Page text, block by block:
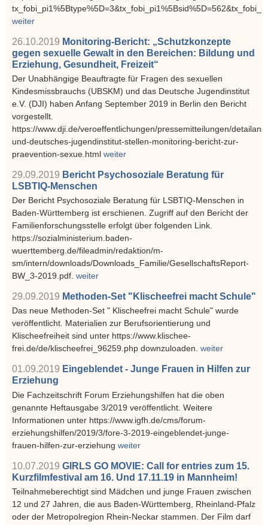
weiter
26.10.2019 Monitoring-Bericht: „Schutzkonzepte
gegen sexuelle Gewalt in den Bereichen: Bildung und
Erziehung, Gesundheit, Freizeit“
Der Unabhängige Beauftragte für Fragen des sexuellen
Kindesmissbrauchs (UBSKM) und das Deutsche Jugendinstitut
e.V. (DJI) haben Anfang September 2019 in Berlin den Bericht
vorgestellt.
https://www.dji.de/veroeffentlichungen/pressemitteilungen/
und-deutsches-jugendinstitut-stellen-monitoring-bericht-zur-
praevention-sexue.html weiter
29.09.2019 Bericht Psychosoziale Beratung für
LSBTIQ-Menschen
Der Bericht Psychosoziale Beratung für LSBTIQ-Menschen in
Baden-Württemberg ist erschienen. Zugriff auf den Bericht der
Familienforschungsstelle erfolgt über folgenden Link.
https://sozialministerium.baden-
wuerttemberg.de/fileadmin/redaktion/m-
sm/intern/downloads/Downloads_Familie/GesellschaftsReport-
BW_3-2019.pdf. weiter
29.09.2019 Methoden-Set "Klischeefrei macht Schule"
Das neue Methoden-Set " Klischeefrei macht Schule" wurde
veröffentlicht. Materialien zur Berufsorientierung und
Klischeefreiheit sind unter https://www.klischee-
frei.de/de/klischeefrei_96259.php downzuloaden. weiter
01.09.2019 Eingeblendet - Junge Frauen in Hilfen zur
Erziehung
Die Fachzeitschrift Forum Erziehungshilfen hat die oben
genannte Heftausgabe 3/2019 veröffentlicht. Weitere
Informationen unter https://www.igfh.de/cms/forum-
erziehungshilfen/2019/3/fore-3-2019-eingeblendet-junge-
frauen-hilfen-zur-erziehung weiter
10.07.2019 GIRLS GO MOVIE: Call for entries zum 15.
Kurzfilmfestival am 16. Und 17.11.19 in Mannheim!
Teilnahmeberechtigt sind Mädchen und junge Frauen zwischen
12 und 27 Jahren, die aus Baden-Württemberg, Rheinland-Pfalz
oder der Metropolregion Rhein-Neckar stammen. Der Film darf